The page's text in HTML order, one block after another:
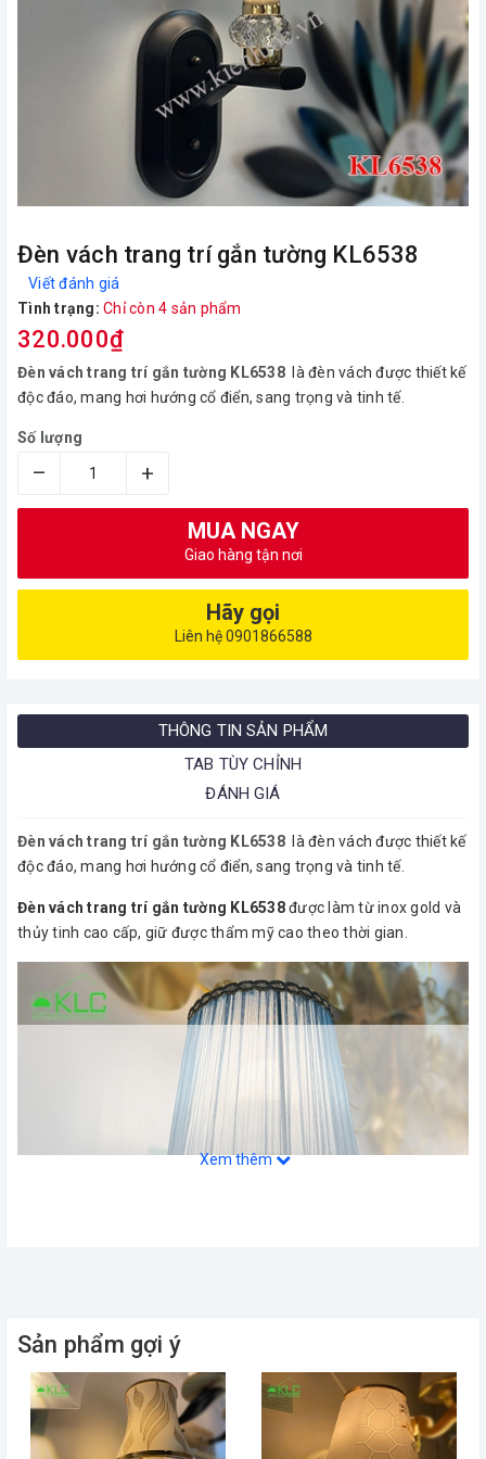
Đèn vách trang trí gắn tường KL6538
Viết đánh giá
Tình trạng: Chỉ còn 4 sản phẩm
320.000₫
Đèn vách trang trí gắn tường KL6538là đèn vách được thiết kế
độc đáo, mang hơi hướng cổ điển, sang trọng và tinh tế.
Số lượng
– +
MUA NGAY
Giao hàng tận nơi
Hãy gọi
Liên hệ 0901866588
THÔNG TIN SẢN PHẨM
TAB TÙY CHỈNH
ĐÁNH GIÁ
Đèn vách trang trí gắn tường KL6538là đèn vách được thiết kế
độc đáo, mang hơi hướng cổ điển, sang trọng và tinh tế.
Đèn vách trang trí gắn tường KL6538được làm từ inox gold và
thủy tinh cao cấp, giữ được thẩm mỹ cao theo thời gian.
KL6538 sử dụng 1 đui đèn E27có thể tùy chinh độ sáng bằng
Xem thêm
Sản phẩm gợi ý